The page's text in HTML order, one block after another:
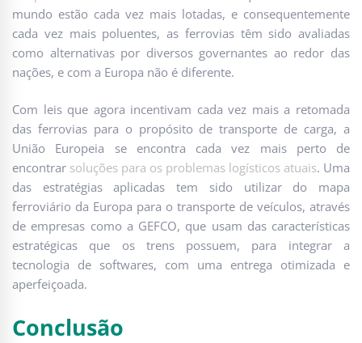
mundo estão cada vez mais lotadas, e consequentemente
cada vez mais poluentes, as ferrovias têm sido avaliadas
como alternativas por diversos governantes ao redor das
nações, e com a Europa não é diferente.
Com leis que agora incentivam cada vez mais a retomada
das ferrovias para o propósito de transporte de carga, a
União Europeia se encontra cada vez mais perto de
encontrar soluções para os problemas logísticos atuais. Uma
das estratégias aplicadas tem sido utilizar do mapa
ferroviário da Europa para o transporte de veículos, através
de empresas como a GEFCO, que usam das características
estratégicas que os trens possuem, para integrar a
tecnologia de softwares, com uma entrega otimizada e
aperfeiçoada.
Conclusão